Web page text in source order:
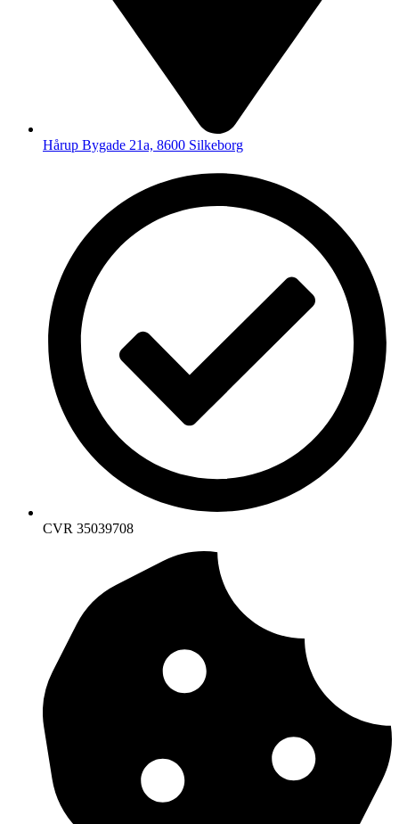
Hårup Bygade 21a, 8600 Silkeborg
CVR 35039708